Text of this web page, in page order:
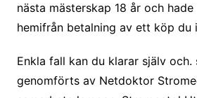
nästa mästerskap 18 år och
hemifrån betalning av ett köp du
Enkla fall kan du klarar själv och.
genomförts av Netdoktor